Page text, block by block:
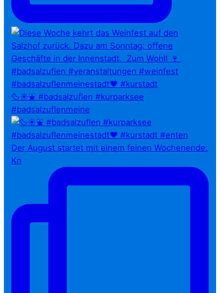
🦆☀️⛲ #badsalzuflen #kurparksee
#badsalzuflenmeine
Der August startet mit einem feinen Wochenende:
Kn